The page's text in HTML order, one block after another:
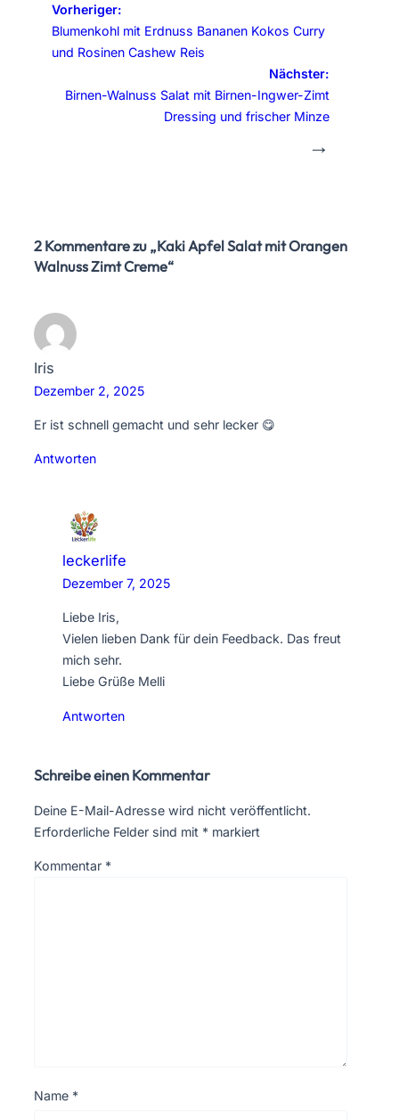
Vorheriger:
Blumenkohl mit Erdnuss Bananen Kokos Curry
und Rosinen Cashew Reis
Nächster:
Birnen-Walnuss Salat mit Birnen-Ingwer-Zimt
Dressing und frischer Minze
→
2 Kommentare zu „Kaki Apfel Salat mit Orangen
Walnuss Zimt Creme“
Iris
Dezember 2, 2025
Er ist schnell gemacht und sehr lecker 😋
Antworten
leckerlife
Dezember 7, 2025
Liebe Iris,
Vielen lieben Dank für dein Feedback. Das freut
mich sehr.
Liebe Grüße Melli
Antworten
Schreibe einen Kommentar
Deine E-Mail-Adresse wird nicht veröffentlicht.
Erforderliche Felder sind mit * markiert
Kommentar *
Name *